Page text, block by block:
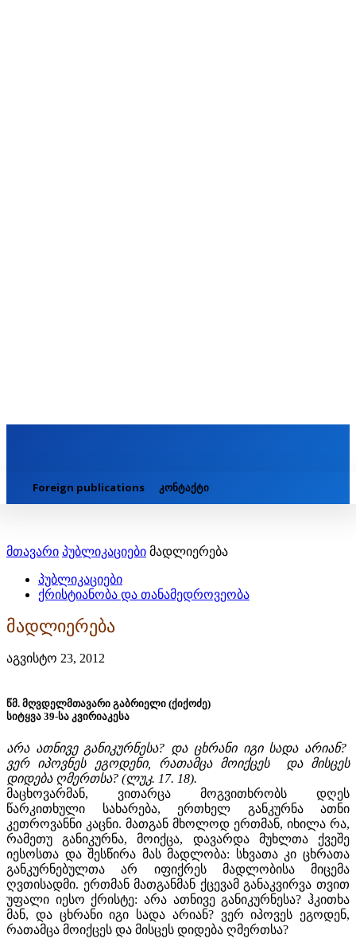
Foreign publications კონტაქტი
მთავარი პუბლიკაციები მადლიერება
პუბლიკაციები
ქრისტიანობა და თანამედროვეობა
მადლიერება
აგვისტო 23, 2012
წმ. მღვდელმთავარი გაბრიელი (ქიქოძე)
სიტყვა 39-სა კვირიაკესა
არა ათნივე განიკურნესა? და ცხრანი იგი სადა არიან?
ვერ იპოვნეს ეგოდენი, რათამცა მოიქცეს და მისცეს
დიდება ღმერთსა? (ლუკ. 17. 18).
მაცხოვარმან, ვითარცა მოგვითხრობს დღეს
წარკითხული სახარება, ერთხელ განკურნა ათნი
კეთროვანნი კაცნი. მათგან მხოლოდ ერთმან, იხილა რა,
რამეთუ განიკურნა, მოიქცა, დავარდა მუხლთა ქვეშე
იესოსთა და შესწირა მას მადლობა: სხვათა კი ცხრათა
განკურნებულთა არ იფიქრეს მადლობისა მიცემა
ღვთისადმი. ერთმან მათგანმან ქცევამ განაკვირვა თვით
უფალი იესო ქრისტე: არა ათნივე განიკურნესა? ჰკითხა
მან, და ცხრანი იგი სადა არიან? ვერ იპოვეს ეგოდენ,
რათამცა მოიქცეს და მისცეს დიდება ღმერთსა?